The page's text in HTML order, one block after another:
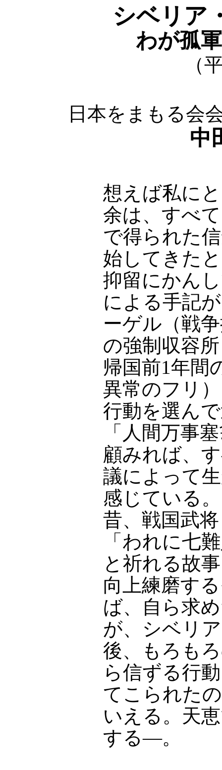
シベリア
わが孤
（
日本をまもる会
中
想えば私に
余は、すべ
で得られた
始してきた
抑留にかん
による手記
ーゲル（戦
の強制収容
帰国前1年間
異常のフリ
行動を選ん
「人間万事
顧みれば、
議によって
感じている。
昔、戦国武
「われに七
と祈れる故
向上練磨す
ば、自ら求
が、シベリ
後、もろも
ら信ずる行
てこられた
いえる。天
する―。